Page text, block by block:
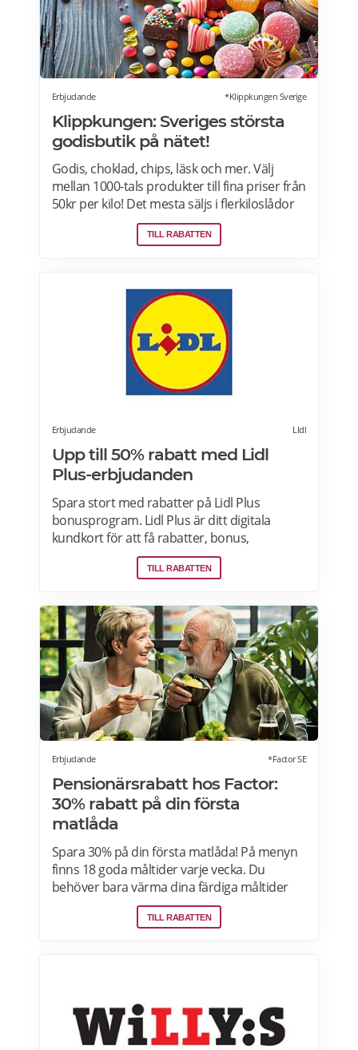
Erbjudande *Klippkungen Sverige
Klippkungen: Sveriges största
godisbutik på nätet!
Godis, choklad, chips, läsk och mer. Välj
mellan 1000-tals produkter till fina priser från
50kr per kilo! Det mesta säljs i flerkiloslådor
men det finns även förpackningar som
lämpar sig bra som presenter.
TILL RABATTEN
Erbjudande LIdl
Upp till 50% rabatt med Lidl
Plus-erbjudanden
Spara stort med rabatter på Lidl Plus
bonusprogram. Lidl Plus är ditt digitala
kundkort för att få rabatter, bonus,
skräddarsydda erbjudanden och mycket
mer varje vecka. Skanna ditt kort varje gång
många fördelar. Oavsett om du är på
semester utomlands kan du fortsätta att
använda dig av Lidl Plus fördelar. Läs mer
om pensionärsrabatter på Lidl här.
TILL RABATTEN
Erbjudande *Factor SE
Pensionärsrabatt hos Factor:
30% rabatt på din första
matlåda
Spara 30% på din första matlåda! På menyn
finns 18 goda måltider varje vecka. Du
behöver bara värma dina färdiga måltider
från Factor Meals. Med Factor har du alltid
full kontroll. Du väljer vilka måltider du vill ha.
TILL RABATTEN